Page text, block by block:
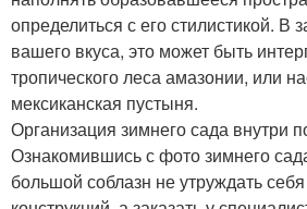
определиться с его стилистикой. В
вашего вкуса, это может быть
тропического леса амазонии, или
мексиканская пустыня.
Организация зимнего сада внутри
Ознакомившись с фото зимнего
большой соблазн не утруждать